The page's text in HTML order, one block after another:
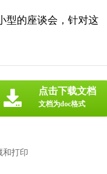
型的座谈会，针对这
和打印
点击下载文档
文档为doc格式